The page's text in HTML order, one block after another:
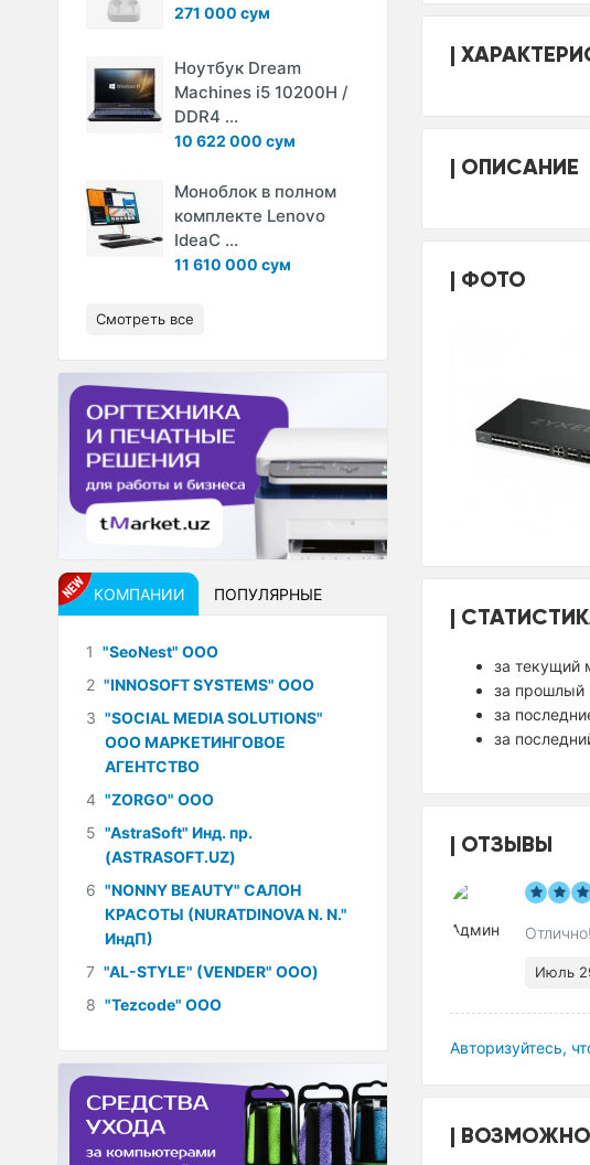
ОПИСАНИЕ
ФОТО
за текущий
за
за
за
ОТЗЫВЫ
Отлично!
Июль
Авторизуйтесь,
ВОЗМОЖНО
271 000 сум
Ноутбук Dream
Machines i5 10200H /
DDR4 ...
10 622 000 сум
Моноблок в полном
комплекте Lenovo
IdeaC ...
11 610 000 сум
Смотреть все
КОМПАНИИ ПОПУЛЯРНЫЕ
1 "SeoNest" ООО
2 "INNOSOFT SYSTEMS" ООО
3 "SOCIAL MEDIA SOLUTIONS"
ООО МАРКЕТИНГОВОЕ
АГЕНТСТВО
4 "ZORGO" ООО
5 "AstraSoft" Инд. пр.
(ASTRASOFT.UZ)
6 "NONNY BEAUTY" САЛОН
КРАСОТЫ (NURATDINOVA N. N."
ИндП)
7 "AL-STYLE" (VENDER" ООО)
8 "Tezcode" ООО